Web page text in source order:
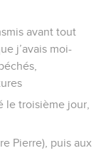
avant tout
j’avais moi-
le troisième jour,
Pierre), puis aux